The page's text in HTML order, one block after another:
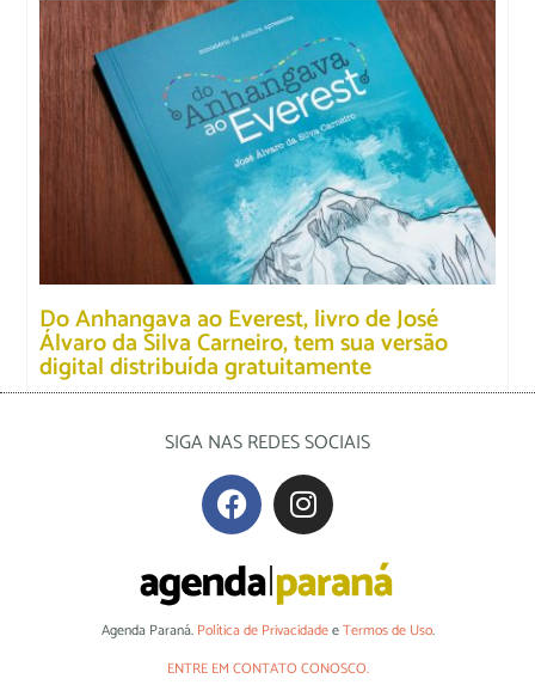
Do Anhangava ao Everest, livro de José
Álvaro da Silva Carneiro, tem sua versão
digital distribuída gratuitamente
SIGA NAS REDES SOCIAIS
Agenda Paraná. Política de PrivacidadeeTermos de Uso.
ENTRE EM CONTATO CONOSCO.